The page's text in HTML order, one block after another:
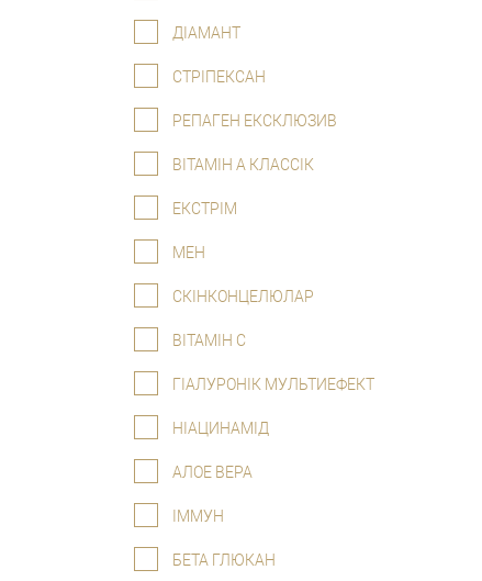
ДІАМАНТ
СТРІПЕКСАН
РЕПАГЕН ЕКСКЛЮЗИВ
ВІТАМІН А КЛАССІК
ЕКСТРІМ
МЕН
СКІНКОНЦЕЛЮЛАР
ВІТАМІН С
ГІАЛУРОНІК МУЛЬТИЕФЕКТ
НІАЦИНАМІД
АЛОЕ ВЕРА
ІММУН
БЕТА ГЛЮКАН